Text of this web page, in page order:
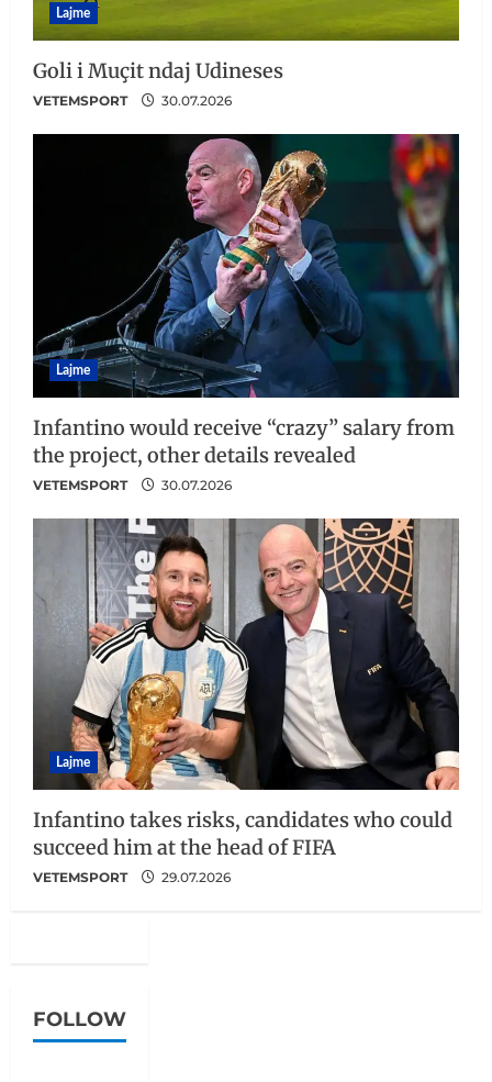
Lajme
Goli i Muçit ndaj Udineses
VETEMSPORT 30.07.2026
Lajme
Infantino would receive “crazy” salary from
the project, other details revealed
VETEMSPORT 30.07.2026
Lajme
Infantino takes risks, candidates who could
succeed him at the head of FIFA
VETEMSPORT 29.07.2026
FOLLOW